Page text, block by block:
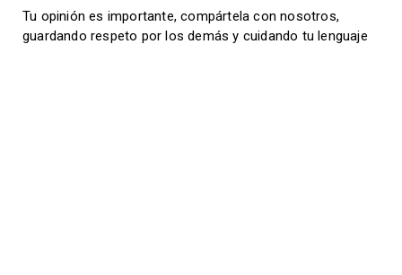
Tu opinión es importante, compártela con nosotros,
guardando respeto por los demás y cuidando tu lenguaje